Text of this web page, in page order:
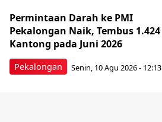
Pekalongan
Permintaan Darah ke PMI
Pekalongan Naik, Tembus 1.424
Kantong pada Juni 2026
Senin, 10 Agu 2026 - 12:13